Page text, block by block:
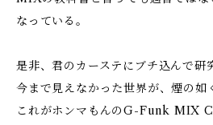
なっている。
是非、君のカーステにブチ込んで研
今まで見えなかった世界が、煙の如
これがホンマもんのG-Funk MIX